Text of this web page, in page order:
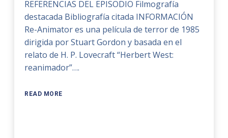
REFERENCIAS DEL EPISODIO Filmografía
destacada Bibliografía citada INFORMACIÓN
Re-Animator es una película de terror de 1985
dirigida por Stuart Gordon y basada en el
relato de H. P. Lovecraft “Herbert West:
reanimador”….
READ MORE